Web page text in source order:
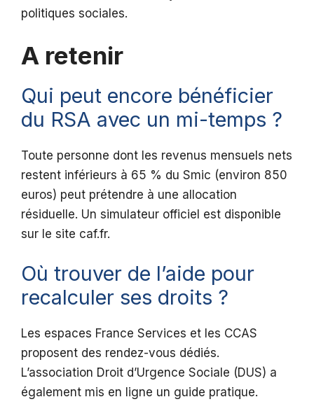
politiques sociales.
A retenir
Qui peut encore bénéficier
du RSA avec un mi-temps ?
Toute personne dont les revenus mensuels nets
restent inférieurs à 65 % du Smic (environ 850
euros) peut prétendre à une allocation
résiduelle. Un simulateur officiel est disponible
sur le site caf.fr.
Où trouver de l’aide pour
recalculer ses droits ?
Les espaces France Services et les CCAS
proposent des rendez-vous dédiés.
L’association Droit d’Urgence Sociale (DUS) a
également mis en ligne un guide pratique.